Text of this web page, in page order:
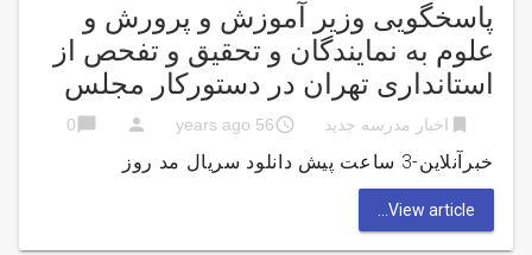
پاسخگویی وزیر آموزش و پرورش و
علوم به نمایندگان و تحقیق و تفحص از
استانداری‌ تهران در دستورکار مجلس
bookmark اخبار مدرسه جدید access_time
56 years ago
person
chat_bubble
0
خبرآنلاین-3 ساعت پیش دانلود سریال مد روز
View article...